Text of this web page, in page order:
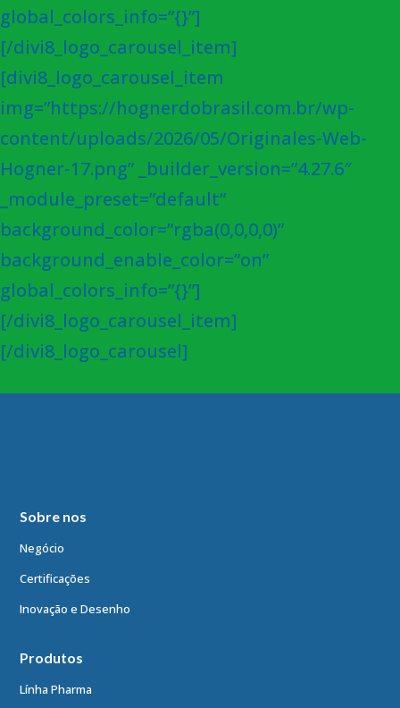
global_colors_info=”{}”]
[/divi8_logo_carousel_item]
[divi8_logo_carousel_item
img=”https://hognerdobrasil.com.br/wp-
content/uploads/2026/05/Originales-Web-
Hogner-17.png” _builder_version=”4.27.6″
_module_preset=”default”
background_color=”rgba(0,0,0,0)”
background_enable_color=”on”
global_colors_info=”{}”]
[/divi8_logo_carousel_item]
[/divi8_logo_carousel]
Sobre nos
Negócio
Certificações
Inovação e Desenho
Produtos
Línha Pharma